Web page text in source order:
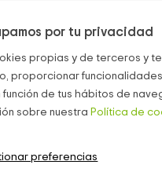
por tu privacidad
propias y de terceros y
proporcionar
de tus hábitos de
sobre nuestra Política de
preferencias
(Apartamentos